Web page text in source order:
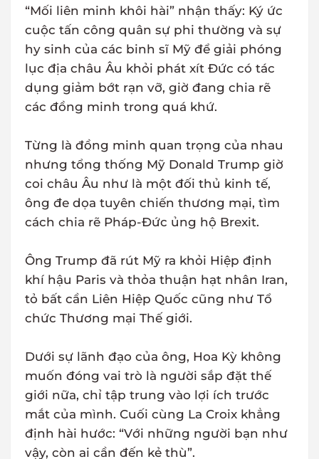
“Mối liên minh khôi hài” nhận thấy: Ký ức
cuộc tấn công quân sự phi thường và sự
hy sinh của các binh sĩ Mỹ để giải phóng
lục địa châu Âu khỏi phát xít Đức có tác
dụng giảm bớt rạn vỡ, giờ đang chia rẽ
các đồng minh trong quá khứ.
Từng là đồng minh quan trọng của nhau
nhưng tổng thống Mỹ Donald Trump giờ
coi châu Âu như là một đối thủ kinh tế,
ông đe dọa tuyên chiến thương mại, tìm
cách chia rẽ Pháp-Đức ủng hộ Brexit.
Ông Trump đã rút Mỹ ra khỏi Hiệp định
khí hậu Paris và thỏa thuận hạt nhân Iran,
tỏ bất cần Liên Hiệp Quốc cũng như Tổ
chức Thương mại Thế giới.
Dưới sự lãnh đạo của ông, Hoa Kỳ không
muốn đóng vai trò là người sắp đặt thế
giới nữa, chỉ tập trung vào lợi ích trước
mắt của mình. Cuối cùng La Croix khẳng
định hài hước: “Với những người bạn như
vậy, còn ai cần đến kẻ thù”.